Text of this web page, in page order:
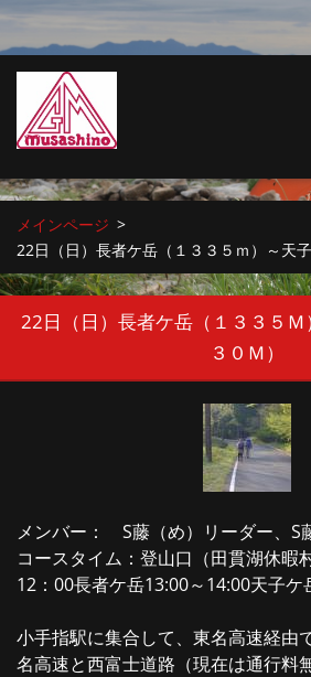
メインページ >
22日（日）長者ケ岳（１３３５ｍ）～天
22日（日）長者ケ岳（１３３５Ｍ
３０Ｍ）
メンバー： S藤（め）リーダー、S
コースタイム：登山口（田貫湖休暇
12：00長者ケ岳13:00～14:00天子ケ
小手指駅に集合して、東名高速経由
名高速と西富士道路（現在は通行料